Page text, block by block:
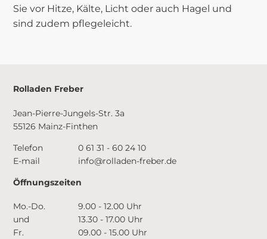
Sie vor Hitze, Kälte, Licht oder auch Hagel und
sind zudem pflegeleicht.
Rolladen Freber
Jean-Pierre-Jungels-Str. 3a
55126 Mainz-Finthen
Telefon
0 61 31 - 60 24 10
E-mail
info@rolladen-freber.de
Öffnungszeiten
Mo.-Do.
9.00 - 12.00 Uhr
und
13.30 - 17.00 Uhr
Fr.
09.00 - 15.00 Uhr